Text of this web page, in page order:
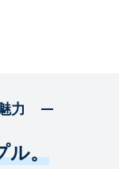
力
ル。